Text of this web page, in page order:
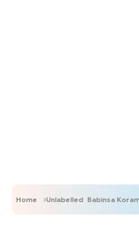
Home Unlabelled Babinsa Koramil 0910-10/